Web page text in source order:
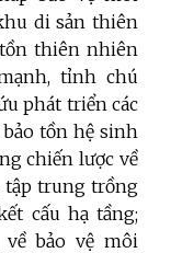
di sản thiên
thiên nhiên
tỉnh chú
phát triển các
tồn hệ sinh
chiến lược về
tập trung trồng
cấu hạ tầng;
bảo vệ môi